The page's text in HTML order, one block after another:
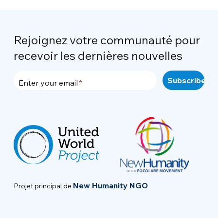
Rejoignez votre communauté pour
recevoir les dernières nouvelles
Enter your email
Projet principal de New Humanity NGO